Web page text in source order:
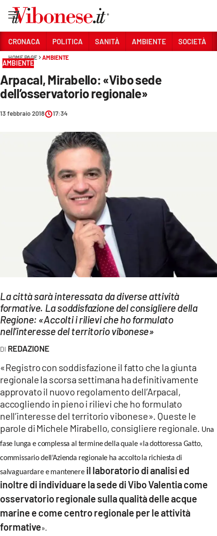
Sezioni
CRONACA
POLITICA
SANITÀ
ECONOMIA E LAVORO
SPORT
Streaming
LAC NETWORK
LAC ONAIR
Network
LACPLAY.IT
LACTV.IT
LACONAIR.IT
LACITYMAG.IT
ILREGGINO.IT
COSENZACHANNEL.IT
ILVIBONESE.IT
CATANZAROCHANNEL.IT
CRONACA POLITICA SANITÀ AMBIENTE SOCIETÀ
HOME PAGE AMBIENTE
AMBIENTE
Arpacal, Mirabello: «Vibo sede
dell’osservatorio regionale»
13 febbraio 2018 17:34
La città sarà interessata da diverse attività
formative. La soddisfazione del consigliere della
Regione: «Accolti i rilievi che ho formulato
nell’interesse del territorio vibonese»
REDAZIONE
«Registro con soddisfazione il fatto che la giunta
regionale la scorsa settimana ha definitivamente
approvato il nuovo regolamento dell’Arpacal,
accogliendo in pieno i rilievi che ho formulato
nell’interesse del territorio vibonese». Queste le
parole di Michele Mirabello, consigliere regionale.
Una
fase lunga e complessa al termine della quale «la dottoressa Gatto,
commissario dell’Azienda regionale ha accolto la richiesta di
salvaguardare e mantenere il laboratorio di analisi ed
inoltre di individuare la sede di Vibo Valentia come
osservatorio regionale sulla qualità delle acque
marine e come centro regionale per le attività
formative».